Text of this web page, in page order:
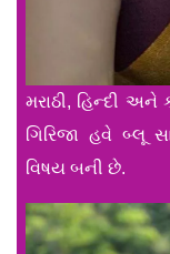
મરાઠી, હિન્દી અને
ગિરિજા હવે બ્લૂ
વિષય બની છે.